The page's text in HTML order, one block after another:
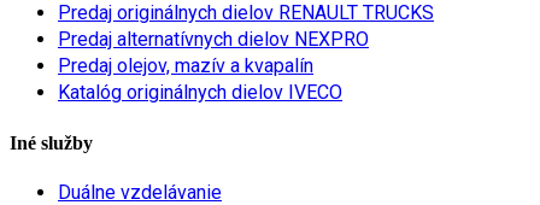
Predaj originálnych dielov RENAULT TRUCKS
Predaj alternatívnych dielov NEXPRO
Predaj olejov, mazív a kvapalín
Katalóg originálnych dielov IVECO
Iné služby
Duálne vzdelávanie